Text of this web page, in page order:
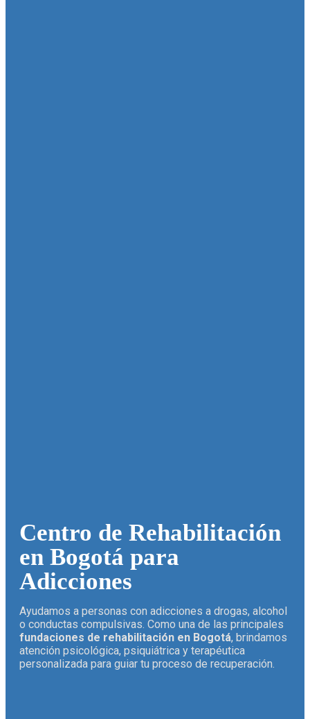
Centro de Rehabilitación
en Bogotá para
Adicciones
Ayudamos a personas con adicciones a drogas, alcohol
o conductas compulsivas. Como una de las principales
fundaciones de rehabilitación en Bogotá, brindamos
atención psicológica, psiquiátrica y terapéutica
personalizada para guiar tu proceso de recuperación.